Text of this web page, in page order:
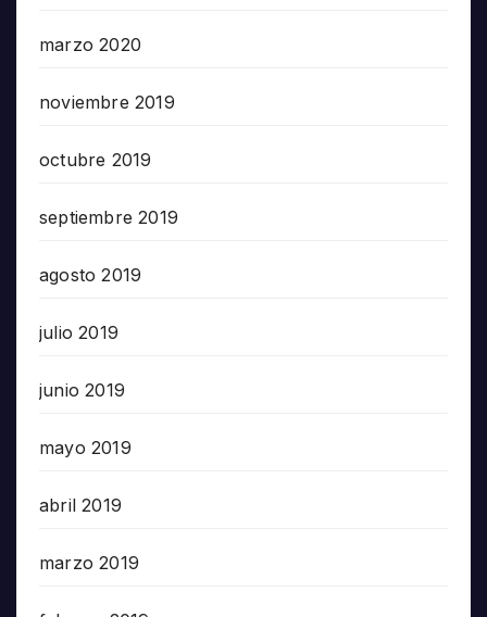
marzo 2020
noviembre 2019
octubre 2019
septiembre 2019
agosto 2019
julio 2019
junio 2019
mayo 2019
abril 2019
marzo 2019